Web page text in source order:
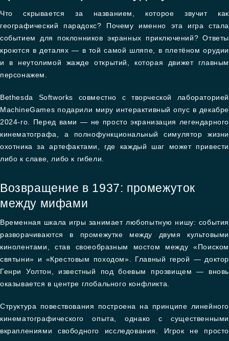
Что скрывается за названием, которое звучит как
географический парадокс? Почему именно эта игра стала
событием для поклонников экранных приключений? Ответы
кроются в деталях — в той самой шляпе, в плетёном орудии
и в неутолимой жажде открытий, которая движет главным
персонажем.
Bethesda Softworks совместно с творческой лабораторией
MachineGames подарили миру интерактивный опус в декабре
2024-го. Перед вами — не просто экранизация легендарного
кинематографа, а полнофункциональный симулятор жизни
охотника за артефактами, где каждый шаг может привести
либо к славе, либо к гибели.
Возвращение в 1937: промежуток
между мифами
Временная шкала игры занимает любопытную нишу: события
разворачиваются в промежутке между двумя культовыми
кинолентами, став своеобразным мостом между «Поиском
святыни» и «Крестовым походом». Главный герой — доктор
Генри Уолтон, известный под боевым прозвищем — вновь
оказывается в центре глобального конфликта.
Структура повествования построена на принципе линейного
кинематографического опыта, однако с существенными
вкраплениями свободного исследования. Игрок не просто